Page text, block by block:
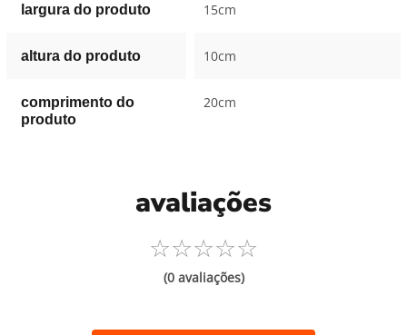
largura do produto 15cm
altura do produto 10cm
comprimento do
produto
20cm
avaliações
☆☆☆☆☆
(0 avaliações)